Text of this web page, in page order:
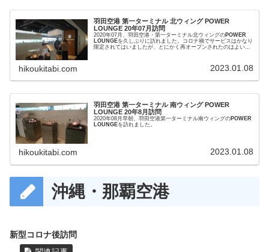
羽田空港 第一ターミナル 北ウィング POWER
LOUNGE 20年07月訪問
2020年07月、羽田空港・第一ターミナル北ウィングの POWER
LOUNGEを久しぶりに訪れました。コロナ禍でサービスはかなり
限定されてはいましたが、とにかく再オープンされたのはよい兆
hikoukitabi.com 2023.01.08
羽田空港 第一ターミナル 南ウィング POWER
LOUNGE 20年8月訪問
2020年08月早朝、羽田空港第一ターミナル南ウィングの POWER
LOUNGEを訪れました。
hikoukitabi.com 2023.01.08
沖縄・那覇空港
新型コロナ後訪問